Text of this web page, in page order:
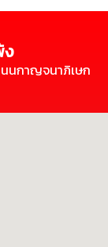
ง
นกาญจนาภิเษก